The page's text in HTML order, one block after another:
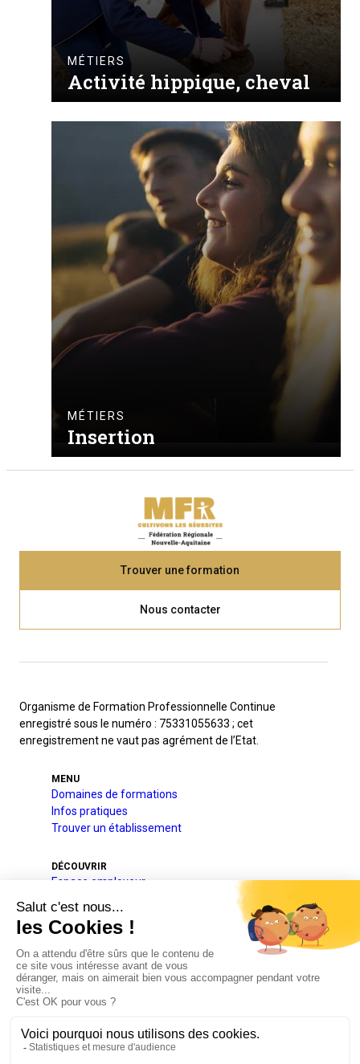
MÉTIERS
Activité hippique, cheval
MÉTIERS
Insertion
Trouver une formation
Nous contacter
Organisme de Formation Professionnelle Continue
enregistré sous le numéro : 75331055633 ; cet
enregistrement ne vaut pas agrément de l’Etat.
MENU
Domaines de formations
Infos pratiques
Trouver un établissement
DÉCOUVRIR
Espace employeur
A l’international
Projets pédagogique et éducatif
Qui sommes-nous
Nos partenaires
Actualités